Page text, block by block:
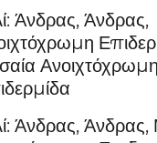
Άνδρας, Άνδρας,
Άνδρας, Άνδρας,